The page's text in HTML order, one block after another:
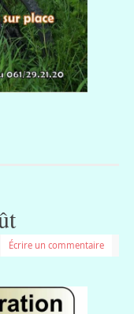
Écrire un commentaire